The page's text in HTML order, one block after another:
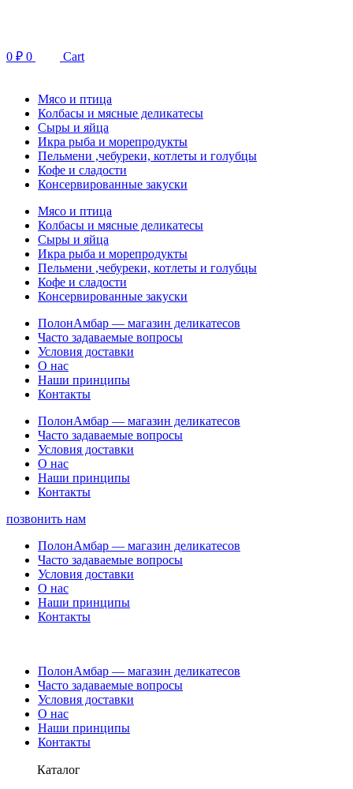
0 ₽ 0 Cart
Мясо и птица
Колбасы и мясные деликатесы
Сыры и яйца
Икра рыба и морепродукты
Пельмени ,чебуреки, котлеты и голубцы
Кофе и сладости
Консервированные закуски
Мясо и птица
Колбасы и мясные деликатесы
Сыры и яйца
Икра рыба и морепродукты
Пельмени ,чебуреки, котлеты и голубцы
Кофе и сладости
Консервированные закуски
ПолонАмбар — магазин деликатесов
Часто задаваемые вопросы
Условия доставки
О нас
Наши принципы
Контакты
ПолонАмбар — магазин деликатесов
Часто задаваемые вопросы
Условия доставки
О нас
Наши принципы
Контакты
позвонить нам
ПолонАмбар — магазин деликатесов
Часто задаваемые вопросы
Условия доставки
О нас
Наши принципы
Контакты
ПолонАмбар — магазин деликатесов
Часто задаваемые вопросы
Условия доставки
О нас
Наши принципы
Контакты
Каталог